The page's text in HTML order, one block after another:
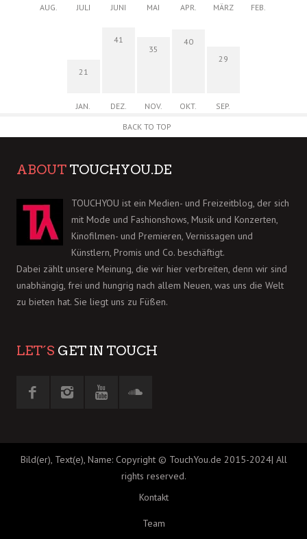
AUG. JULI JUNI MAI APR. MÄRZ FEB.
21
JAN.
41
DEZ.
35
NOV.
40
OKT.
29
SEP.
BACK TO TOP
ABOUT TOUCHYOU.DE
TOUCHYOU ist ein Medien- und Freizeitblog, der sich
mit Mode und Fashionshows, Musik und Konzerten,
Kinofilmen- und Premieren, Vernissagen und
Künstlern, Promis und Co. beschäftigt.
Dabei zählt unsere Meinung, die wir hier verbreiten, denn wir sind
unabhängig, frei und hungrig nach allem Neuen, was uns die Welt
zu bieten hat. Sie liegt uns zu Füßen.
LET´S GET IN TOUCH
Bild(er), Text(e), Name: Copyright © TouchYou.de 2015-2024| All
rights reserved.
Kontakt
Team